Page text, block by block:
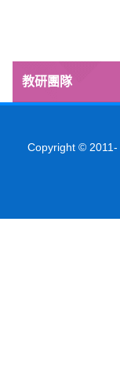
教研團隊
Copyright © 2011-